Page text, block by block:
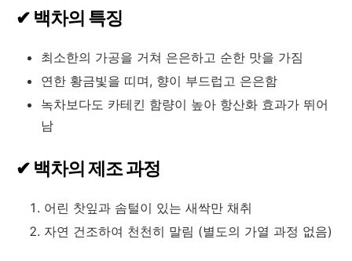
✔ 백차의 특징
최소한의 가공을 거쳐 은은하고 순한 맛을 가짐
연한 황금빛을 띠며, 향이 부드럽고 은은함
녹차보다도 카테킨 함량이 높아 항산화 효과가 뛰어
남
✔ 백차의 제조 과정
어린 찻잎과 솜털이 있는 새싹만 채취
자연 건조하여 천천히 말림 (별도의 가열 과정 없음)